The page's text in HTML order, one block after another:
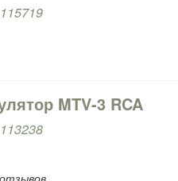
MTV-3 RCA